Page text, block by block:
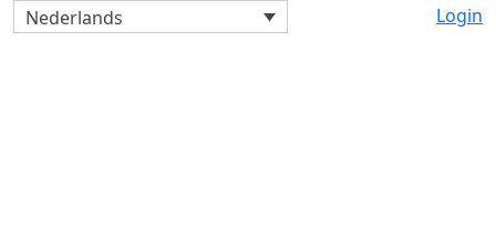
Nederlands Login